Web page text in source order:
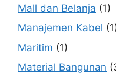
Mall dan Belanja (1)
Manajemen Kabel
Maritim (1)
Material Bangunan